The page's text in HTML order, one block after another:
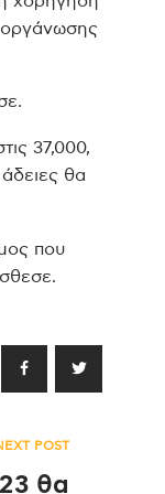
37,000,
θα
που
POST
θα